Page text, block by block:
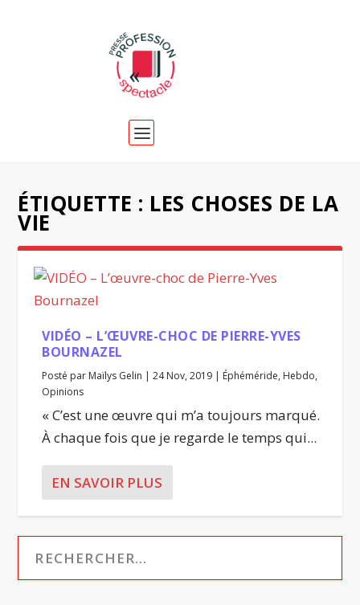
ÉTIQUETTE : LES CHOSES DE LA
VIE
VIDÉO – L’ŒUVRE-CHOC DE PIERRE-YVES
BOURNAZEL
Posté par Maïlys Gelin |24 Nov, 2019 | Éphéméride, Hebdo,
Opinions
« C’est une œuvre qui m’a toujours marqué.
À chaque fois que je regarde le temps qui...
EN SAVOIR PLUS